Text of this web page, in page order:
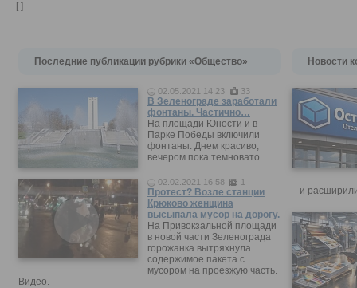
[ ]
Последние публикации рубрики «Общество»
02.05.2021 14:23 33
В Зеленограде заработали
фонтаны. Частично…
На площади Юности и в
Парке Победы включили
фонтаны. Днем красиво,
вечером пока темновато…
02.02.2021 16:58 1
Протест? Возле станции
Крюково женщина
высыпала мусор на дорогу.
На Привокзальной площади
в новой части Зеленограда
горожанка вытряхнула
содержимое пакета с
мусором на проезжую часть.
Видео.
Новости
– и